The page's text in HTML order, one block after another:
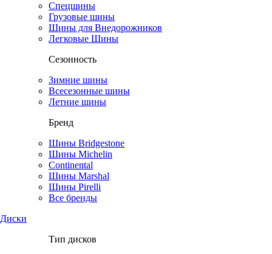
Спецшины
Грузовые шины
Шины для Внедорожников
Легковые Шины
Сезонность
Зимние шины
Всесезонные шины
Летние шины
Бренд
Шины Bridgestone
Шины Michelin
Continental
Шины Marshal
Шины Pirelli
Все бренды
Диски
Тип дисков